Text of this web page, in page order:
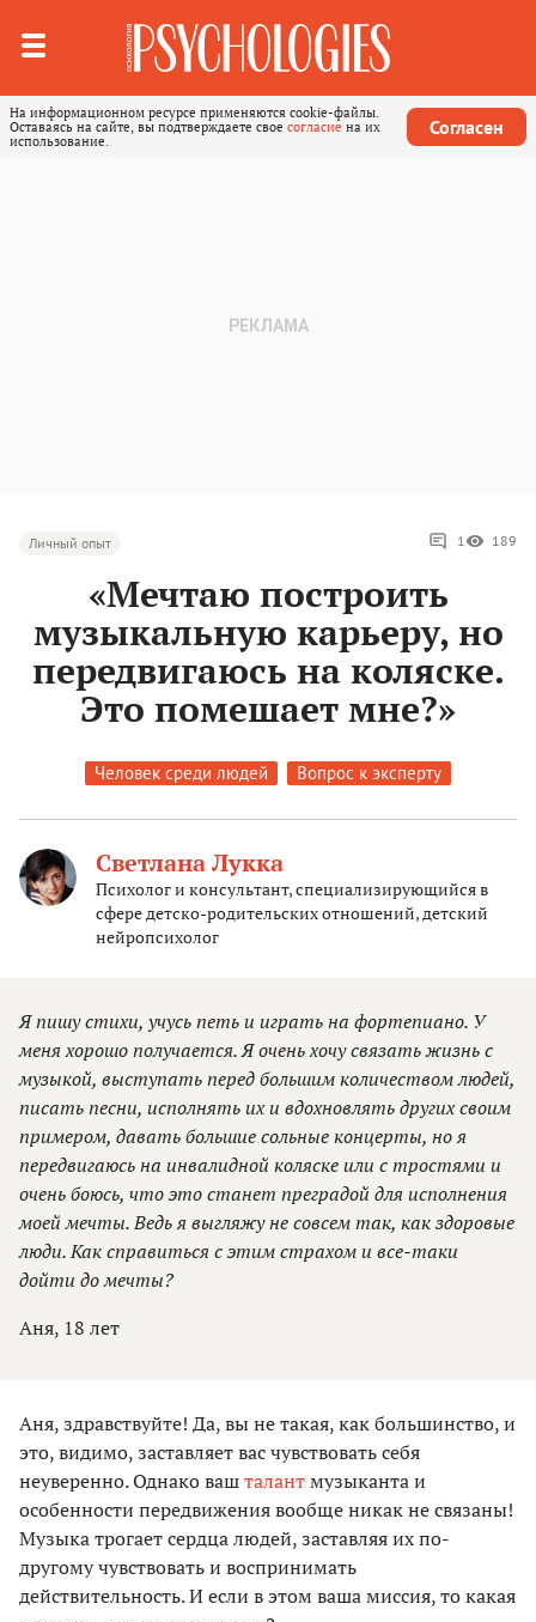
На информационном ресурсе применяются cookie-файлы.
Оставаясь на сайте, вы подтверждаете свое согласие на их
использование.
Согласен
Личный опыт 1 189
«Мечтаю построить
музыкальную карьеру, но
передвигаюсь на коляске.
Это помешает мне?»
Человек среди людей Вопрос к эксперту
Светлана Лукка
Психолог и консультант, специализирующийся в
сфере детско-родительских отношений, детский
нейропсихолог
Я пишу стихи, учусь петь и играть на фортепиано. У
меня хорошо получается. Я очень хочу связать жизнь с
музыкой, выступать перед большим количеством людей,
писать песни, исполнять их и вдохновлять других своим
примером, давать большие сольные концерты, но я
передвигаюсь на инвалидной коляске или с тростями и
очень боюсь, что это станет преградой для исполнения
моей мечты. Ведь я выгляжу не совсем так, как здоровые
люди. Как справиться с этим страхом и все-таки
дойти до мечты?
Аня, 18 лет
Аня, здравствуйте! Да, вы не такая, как большинство, и
это, видимо, заставляет вас чувствовать себя
неуверенно. Однако вашталантмузыканта и
особенности передвижения вообще никак не связаны!
Музыка трогает сердца людей, заставляя их по-
другому чувствовать и воспринимать
действительность. И если в этом ваша миссия, то какая